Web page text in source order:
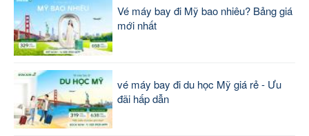
Vé máy bay đi Mỹ bao nhiêu? Bảng giá
mới nhất
vé máy bay đi du học Mỹ giá rẻ - Ưu
đãi hấp dẫn